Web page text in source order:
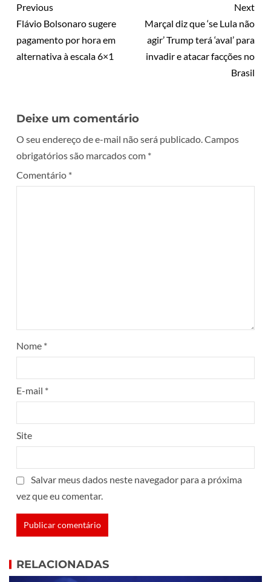
Previous
Flávio Bolsonaro sugere
pagamento por hora em
alternativa à escala 6×1
Next
Marçal diz que ‘se Lula não
agir’ Trump terá ‘aval’ para
invadir e atacar facções no
Brasil
Deixe um comentário
O seu endereço de e-mail não será publicado. Campos
obrigatórios são marcados com *
Comentário *
Nome *
E-mail *
Site
Salvar meus dados neste navegador para a próxima
vez que eu comentar.
RELACIONADAS